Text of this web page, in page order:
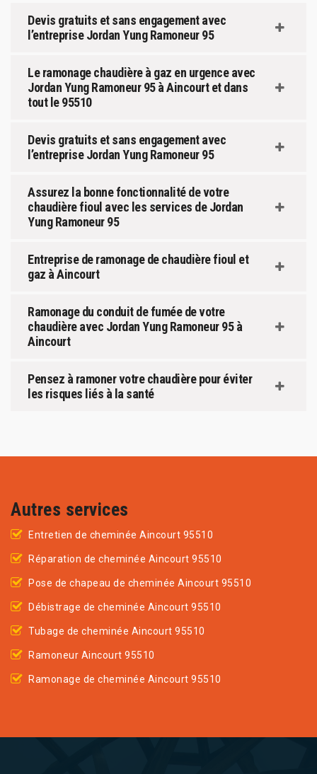
Devis gratuits et sans engagement avec
l’entreprise Jordan Yung Ramoneur 95
Le ramonage chaudière à gaz en urgence avec
Jordan Yung Ramoneur 95 à Aincourt et dans
tout le 95510
Devis gratuits et sans engagement avec
l’entreprise Jordan Yung Ramoneur 95
Assurez la bonne fonctionnalité de votre
chaudière fioul avec les services de Jordan
Yung Ramoneur 95
Entreprise de ramonage de chaudière fioul et
gaz à Aincourt
Ramonage du conduit de fumée de votre
chaudière avec Jordan Yung Ramoneur 95 à
Aincourt
Pensez à ramoner votre chaudière pour éviter
les risques liés à la santé
Autres services
Entretien de cheminée Aincourt 95510
Réparation de cheminée Aincourt 95510
Pose de chapeau de cheminée Aincourt 95510
Débistrage de cheminée Aincourt 95510
Tubage de cheminée Aincourt 95510
Ramoneur Aincourt 95510
Ramonage de cheminée Aincourt 95510